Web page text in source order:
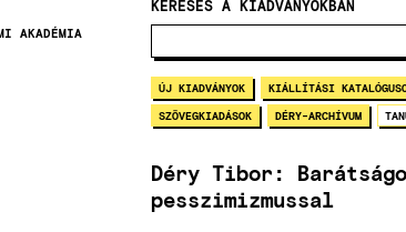
AKADÉMIA
KERESÉS A KIADVÁNYOKBAN
ÚJ KIADVÁNYOK KIÁLLÍTÁSI
SZÖVEGKIADÁSOK DÉRY-ARCHÍVUM
Déry Tibor:
pesszimizmussal